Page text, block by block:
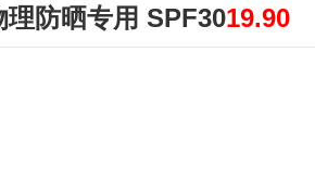
防晒专用 SPF3019.90